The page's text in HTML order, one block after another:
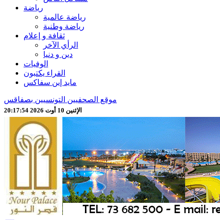
رياضة
رياضة عالمية
رياضة وطنية
ثقافة و إعلام
الرأي الآخر
دين و دنيا
الوفيات
القراء يكتبون
مايد إين سفاكس
موقع الصحفيين التونسيين بصفاقس
الإثنين 10 أوت 2026 20:17:56